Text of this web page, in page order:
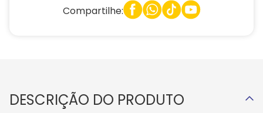
Compartilhe:
DESCRIÇÃO DO PRODUTO